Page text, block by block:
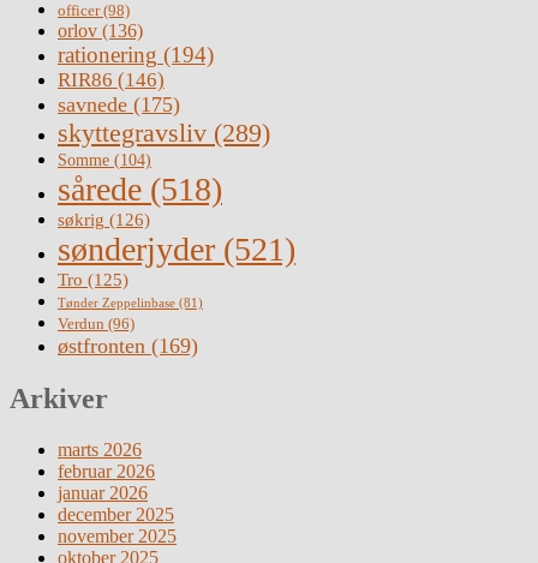
officer(98)
orlov (136)
rationering (194)
RIR86 (146)
savnede (175)
skyttegravsliv (289)
Somme (104)
sårede (518)
søkrig (126)
sønderjyder (521)
Tro (125)
Tønder Zeppelinbase (81)
Verdun (96)
østfronten (169)
Arkiver
marts 2026
februar 2026
januar 2026
december 2025
november 2025
oktober 2025